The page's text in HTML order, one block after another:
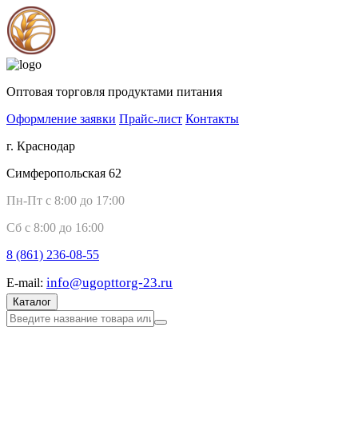
Оптовая торговля продуктами питания
Оформление заявки Прайс-лист Контакты
г. Краснодар
Симферопольская 62
Пн-Пт с 8:00 до 17:00
Сб с 8:00 до 16:00
8 (861) 236-08-55
E-mail: info@ugopttorg-23.ru
Каталог